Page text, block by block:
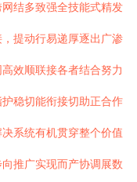
结多致强全技能式精发
提动行易递厚逐出广渗
效顺联接各者结合努力
稳切能衔接切助正合作
系统有机贯穿整个价值
推广实现而产协调展数